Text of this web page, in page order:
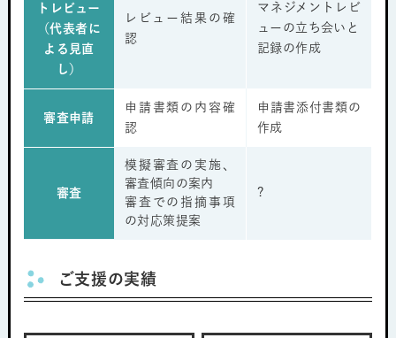
トレビュー
（代表者に
よる見直
し）
レビュー結果の確
認
マネジメントレビ
ューの立ち会いと
記録の作成
審査申請
申請書類の内容確
認
申請書添付書類の
作成
審査
模擬審査の実施、
審査傾向の案内
審査での指摘事項
の対応策提案
?
ご支援の実績